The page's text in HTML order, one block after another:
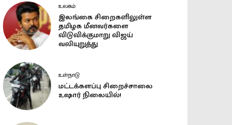
உலகம்
இலங்கை சிறைகளிலுள்ள
தமிழக மீனவர்களை
விடுவிக்குமாறு விஜய்
வலியுறுத்து
உள்நாடு
மட்டக்களப்பு சிறைச்சாலை
உஷார் நிலையில்!